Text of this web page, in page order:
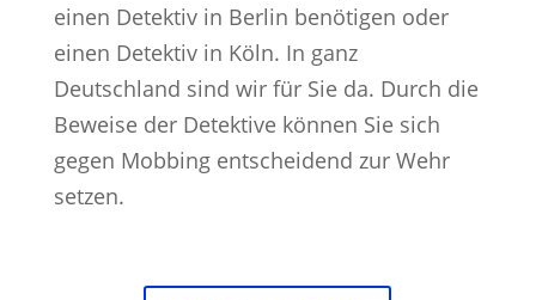
einen Detektiv in Berlin benötigen oder
einen Detektiv in Köln. In ganz
Deutschland sind wir für Sie da. Durch die
Beweise der Detektive können Sie sich
gegen Mobbing entscheidend zur Wehr
setzen.